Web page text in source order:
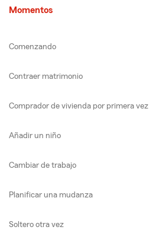
Momentos
Comenzando
Contraer matrimonio
Comprador de vivienda por primera vez
Añadir un niño
Cambiar de trabajo
Planificar una mudanza
Soltero otra vez